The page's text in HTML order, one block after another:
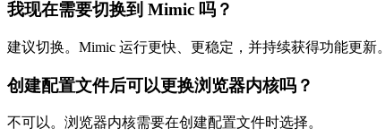
我现在需要切换到 Mimic 吗？
建议切换。Mimic 运行更快、更稳定，并持续获得功能更新。
创建配置文件后可以更换浏览器内核吗？
不可以。浏览器内核需要在创建配置文件时选择。